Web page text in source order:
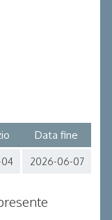
Data fine
2026-06-07